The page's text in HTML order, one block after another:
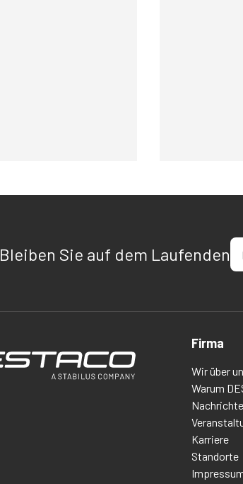
Bleiben Sie auf dem LaufendenE-
Firma
Wir über
Warum
Karriere
Standorte